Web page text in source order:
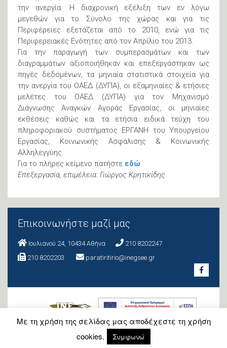
την ανεργία. Η διαχρονική εξέλιξη των εν λόγω
μεγεθών για το Σύνολο της χώρας και για τις
Περιφέρειες εξετάζεται από το 2010, ενώ για τις
Περιφερειακές Ενότητες από τον Απρίλιο του 2013.
Για την παραγωγή των συμπερασμάτων και των
διαγραμμάτων αξιοποιήθηκαν και επεξεργάστηκαν ως
πηγές δεδομένων, τα μηνιαία στατιστικά στοιχεία για
την ανεργία του ΟΑΕΔ (ΔΥΠΑ), οι εξαμηνιαίες & ετήσιες
μελέτες του ΟΑΕΔ (ΔΥΠΑ) για τον Μηχανισμό
Διάγνωσης Αναγκών Αγοράς Εργασίας, οι μηνιαίες
εκθέσεις καθώς και τα ετήσια ειδικά τεύχη του
πληροφοριακού συστήματος ΕΡΓΑΝΗ του Υπουργείου
Εργασίας, Κοινωνικής Ασφάλισης & Κοινωνικής
Αλληλεγγύης.
Για το πλήρες κείμενο πατήστε εδώ
Επεξεργασία, επιμέλεια: Γιώργος Κρητικίδης
Επικοινωνήστε μαζί μας
Ιουλιανού 24, 10434 Aθήνα
210 8202247
210 8202203
paratiritirio@inegsee.gr
Με τη χρήση της σελίδας μας αποδέχεστε τη χρήση
cookies.
Συμφωνώ